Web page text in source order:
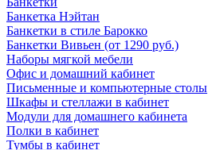
Банкетка Нэйтан
Банкетки в стиле Барокко
Банкетки Вивьен (от 1290 руб.)
Наборы мягкой мебели
Офис и домашний кабинет
Письменные и компьютерные столы
Шкафы и стеллажи в кабинет
Модули для домашнего кабинета
Полки в кабинет
Тумбы в кабинет